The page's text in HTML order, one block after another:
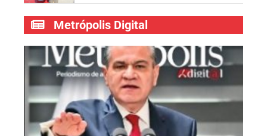
Metrópolis Digital